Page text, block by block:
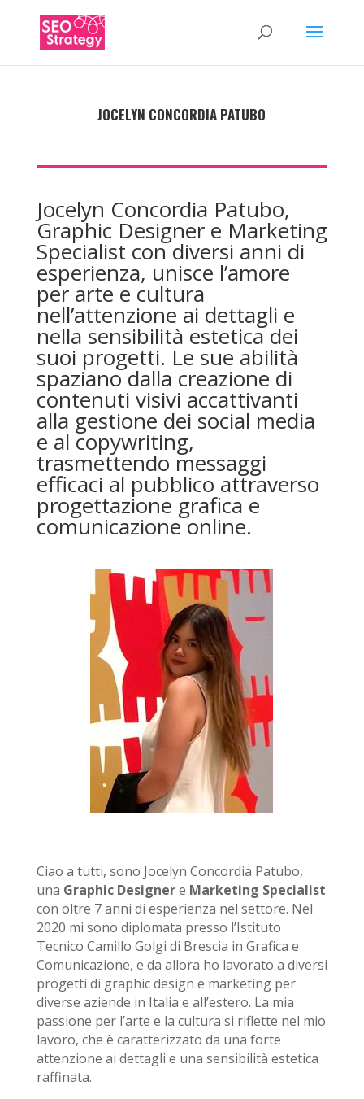
JOCELYN CONCORDIA PATUBO
Jocelyn Concordia Patubo,
Graphic Designer e Marketing
Specialist con diversi anni di
esperienza, unisce l’amore
per arte e cultura
nell’attenzione ai dettagli e
nella sensibilità estetica dei
suoi progetti. Le sue abilità
spaziano dalla creazione di
contenuti visivi accattivanti
alla gestione dei social media
e al copywriting,
trasmettendo messaggi
efficaci al pubblico attraverso
progettazione grafica e
comunicazione online.
Ciao a tutti, sono Jocelyn Concordia Patubo,
una Graphic Designere Marketing Specialist
con oltre 7 anni di esperienza nel settore. Nel
2020 mi sono diplomata presso l’Istituto
Tecnico Camillo Golgi di Brescia in Grafica e
Comunicazione, e da allora ho lavorato a diversi
progetti di graphic design e marketing per
diverse aziende in Italia e all’estero. La mia
passione per l’arte e la cultura si riflette nel mio
lavoro, che è caratterizzato da una forte
attenzione ai dettagli e una sensibilità estetica
raffinata.